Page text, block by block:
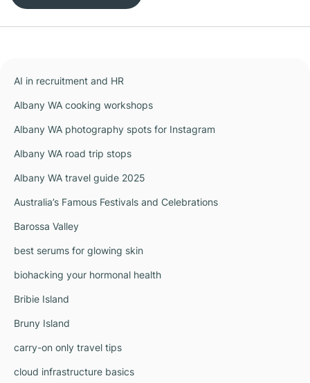
AI in recruitment and HR
Albany WA cooking workshops
Albany WA photography spots for Instagram
Albany WA road trip stops
Albany WA travel guide 2025
Australia’s Famous Festivals and Celebrations
Barossa Valley
best serums for glowing skin
biohacking your hormonal health
Bribie Island
Bruny Island
carry-on only travel tips
cloud infrastructure basics